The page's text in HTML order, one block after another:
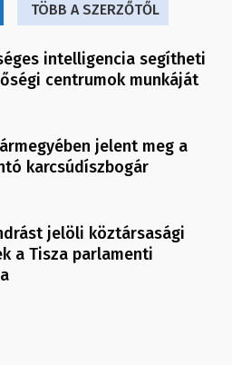
TÖBB A SZERZŐTŐL
intelligencia segítheti
centrumok munkáját
jelent meg a
karcsúdíszbogár
jelöli köztársasági
a Tisza parlamenti